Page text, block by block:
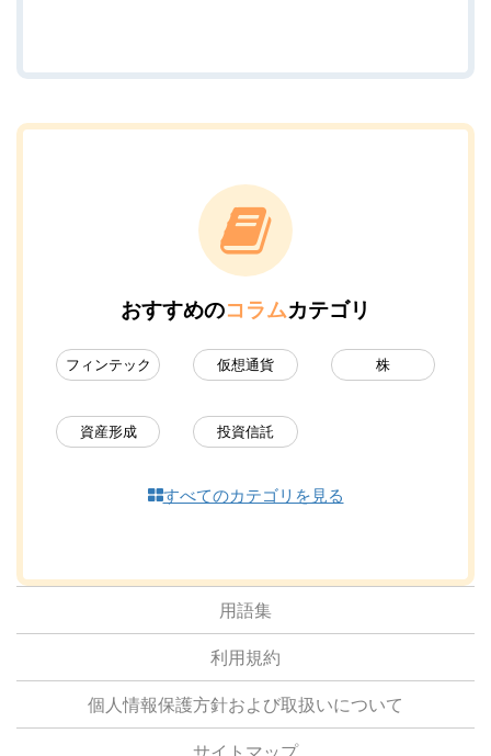
おすすめのコラムカテゴリ
フィンテック 仮想通貨 株
資産形成 投資信託
すべてのカテゴリを見る
用語集
利用規約
個人情報保護方針および取扱いについて